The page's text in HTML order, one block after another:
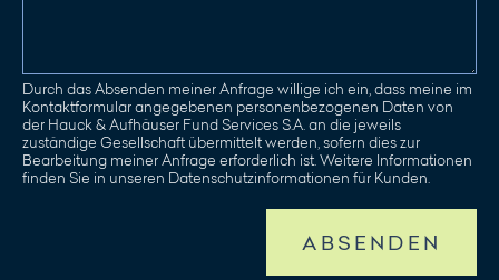
Durch das Absenden meiner Anfrage willige ich ein, dass meine im
Kontaktformular angegebenen personenbezogenen Daten von
der Hauck & Aufhäuser Fund Services S.A. an die jeweils
zuständige Gesellschaft übermittelt werden, sofern dies zur
Bearbeitung meiner Anfrage erforderlich ist. Weitere Informationen
finden Sie in unseren Datenschutzinformationen für Kunden.
ABSENDEN